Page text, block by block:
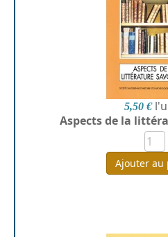
5,50 €
Aspects de la
Ajouter au